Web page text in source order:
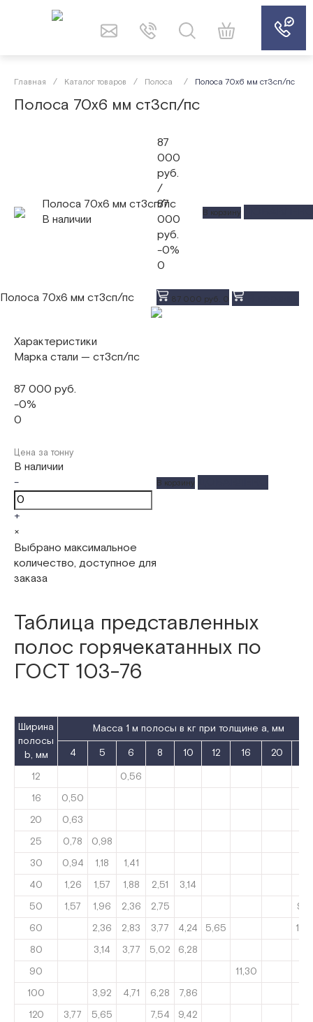
Главная / Каталог товаров / Полоса / Полоса 70x6 мм ст3сп/пс
Полоса 70x6 мм ст3сп/пс
Полоса 70x6 мм ст3сп/пс
В наличии
87
000
руб.
/
87
000
руб.
-0%
0
В корзину
Полоса 70x6 мм ст3сп/пс 87 000 руб. 0
Характеристики
Марка стали — ст3сп/пс
87 000 руб.
-0%
0
Цена за тонну
В наличии
-
+
×
Выбрано максимальное
количество, доступное для
заказа
В корзину
Таблица представленных
полос горячекатанных по
ГОСТ 103-76
Ширина
полосы
b, мм
Масса 1 м полосы в кг при толщине a, мм
4
5 6 8 10 12 16 20
12
0,56
16
0,50
20
0,63
25
0,78
0,98
30
0,94 1,18
1,41
40
1,26 1,57 1,88 2,51
3,14
50
1,57 1,96 2,36 2,75
9,81
60
2,36 2,83 3,77 4,24 5,65
80
3,14 3,77 5,02
6,28
90
11,30
100
3,92 4,71 6,28
7,86
120
3,77 5,65 7,54
9,42